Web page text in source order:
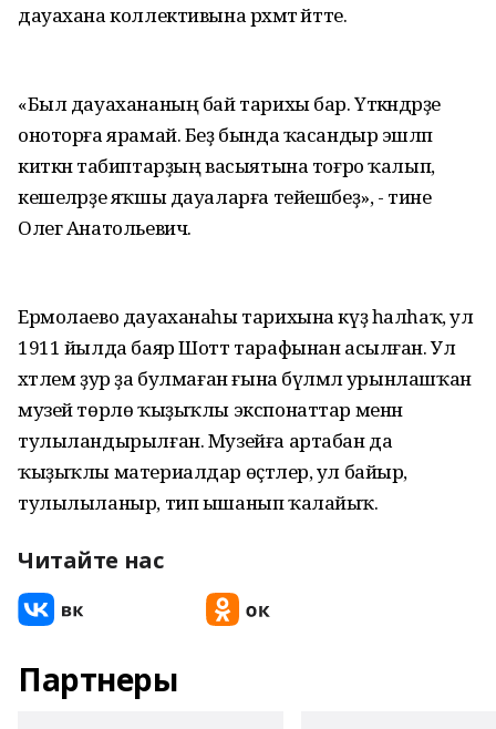
дауахана коллективына рәхмәт әйтте.
«Был дауахананың бай тарихы бар. Үткәндәрҙе
оноторға ярамай. Беҙ бында ҡасандыр эшләп
киткән табиптарҙың васыятына тоғро ҡалып,
кешеләрҙе яҡшы дауаларға тейешбеҙ», - тине
Олег Анатольевич.
Ермолаево дауаханаһы тарихына күҙ һалһаҡ, ул
1911 йылда баяр Шотт тарафынан асылған. Ул
хәтлем ҙур ҙа булмаған ғына бүлмәлә урынлашҡан
музей төрлө ҡыҙыҡлы экспонаттар менән
тулыландырылған. Музейға артабан да
ҡыҙыҡлы материалдар өҫтәлер, ул байыр,
тулылыланыр, тип ышанып ҡалайыҡ.
Читайте нас
Партнеры